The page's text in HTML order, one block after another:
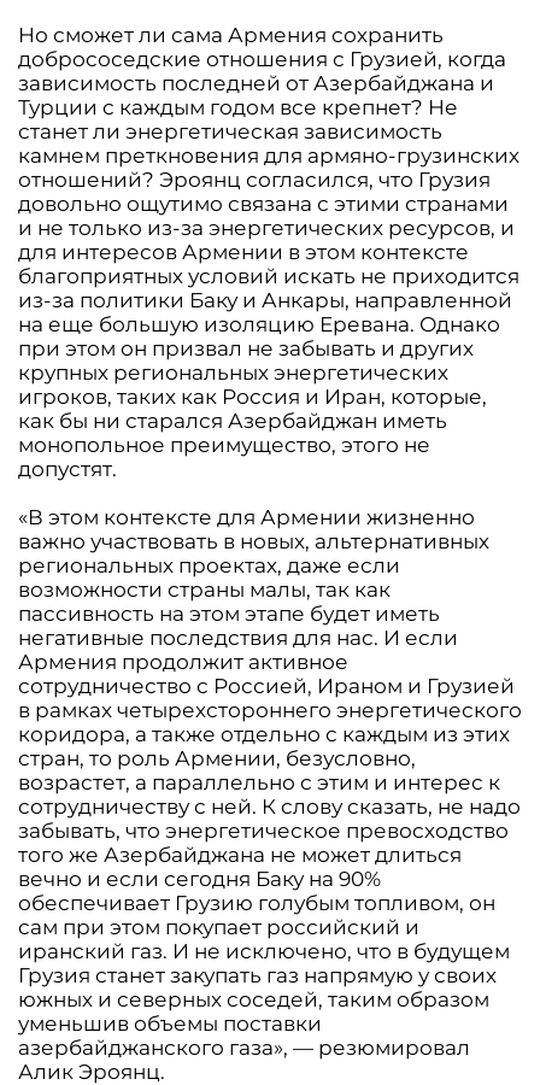
Но сможет ли сама Армения сохранить
добрососедские отношения с Грузией, когда
зависимость последней от Азербайджана и
Турции с каждым годом все крепнет? Не
станет ли энергетическая зависимость
камнем преткновения для армяно-грузинских
отношений? Эроянц согласился, что Грузия
довольно ощутимо связана с этими странами
и не только из-за энергетических ресурсов, и
для интересов Армении в этом контексте
благоприятных условий искать не приходится
из-за политики Баку и Анкары, направленной
на еще большую изоляцию Еревана. Однако
при этом он призвал не забывать и других
крупных региональных энергетических
игроков, таких как Россия и Иран, которые,
как бы ни старался Азербайджан иметь
монопольное преимущество, этого не
допустят.
«В этом контексте для Армении жизненно
важно участвовать в новых, альтернативных
региональных проектах, даже если
возможности страны малы, так как
пассивность на этом этапе будет иметь
негативные последствия для нас. И если
Армения продолжит активное
сотрудничество с Россией, Ираном и Грузией
в рамках четырехстороннего энергетического
коридора, а также отдельно с каждым из этих
стран, то роль Армении, безусловно,
возрастет, а параллельно с этим и интерес к
сотрудничеству с ней. К слову сказать, не надо
забывать, что энергетическое превосходство
того же Азербайджана не может длиться
вечно и если сегодня Баку на 90%
обеспечивает Грузию голубым топливом, он
сам при этом покупает российский и
иранский газ. И не исключено, что в будущем
Грузия станет закупать газ напрямую у своих
южных и северных соседей, таким образом
уменьшив объемы поставки
азербайджанского газа», — резюмировал
Алик Эроянц.